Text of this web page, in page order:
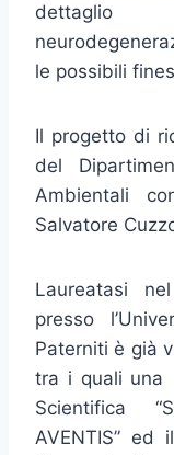
dettaglio
le possibili
Il progetto di
del
Ambientali
Salvatore
Laureatasi
presso
Paterniti è già
tra i quali una
Scientifica
AVENTIS” ed